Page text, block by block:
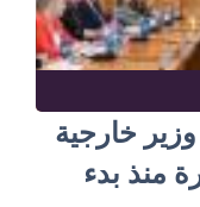
خارجية
منذ بدء